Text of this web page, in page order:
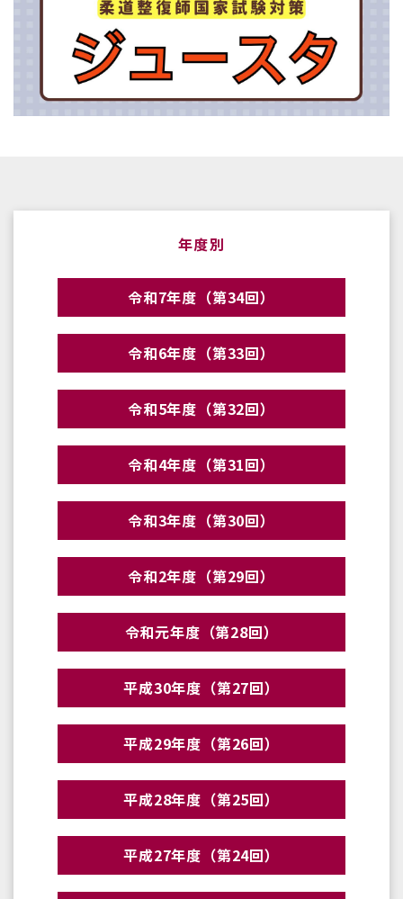
年度別
令和7年度（第34回）
令和6年度（第33回）
令和5年度（第32回）
令和4年度（第31回）
令和3年度（第30回）
令和2年度（第29回）
令和元年度（第28回）
平成30年度（第27回）
平成29年度（第26回）
平成28年度（第25回）
平成27年度（第24回）